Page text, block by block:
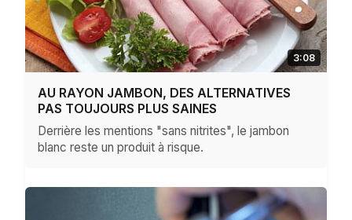
3:08
AU RAYON JAMBON, DES ALTERNATIVES
PAS TOUJOURS PLUS SAINES
Derrière les mentions "sans nitrites", le jambon
blanc reste un produit à risque.